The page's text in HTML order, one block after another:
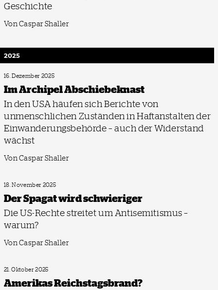
Geschichte
Von Caspar Shaller
2025
16. Dezember 2025
Im Archipel Abschiebeknast
In den USA häufen sich Berichte von
unmenschlichen Zuständen in Haftanstalten der
Einwanderungsbehörde – auch der Widerstand
wächst
Von Caspar Shaller
18. November 2025
Der Spagat wird schwieriger
Die US-Rechte streitet um Antisemitismus –
warum?
Von Caspar Shaller
21. Oktober 2025
Amerika­s Reichstags­brand?